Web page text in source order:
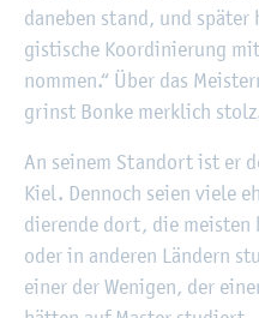
da­ne­ben stand, und
gis­ti­sche Ko­or­di­nie­rung
nom­men.“ Über das
grinst Bonke merk­lich
An sei­nem Stand­ort ist er
Kiel. Den­noch seien viele
die­ren­de dort, die
oder in an­de­ren Län­dern
einer der We­ni­gen, der